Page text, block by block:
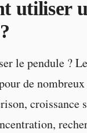
utiliser
le pendule ?
de nombreux
croissance